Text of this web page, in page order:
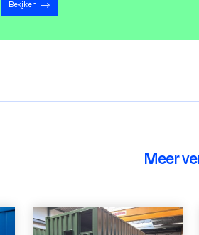
Bekijken
Meer